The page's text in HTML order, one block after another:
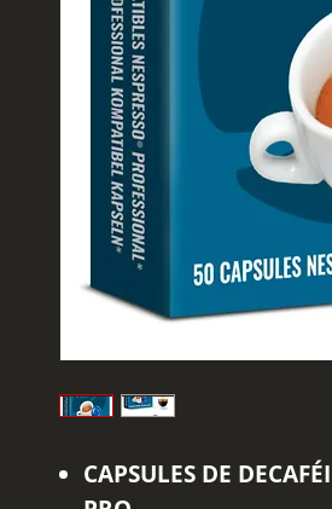
CAPSULES DE